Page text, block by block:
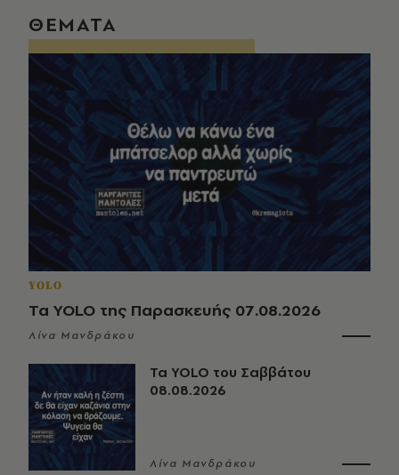
ΘΕΜΑΤΑ
YOLO
Τα YOLO της Παρασκευής 07.08.2026
Λίνα Μανδράκου
Τα YOLO του Σαββάτου
08.08.2026
Λίνα Μανδράκου